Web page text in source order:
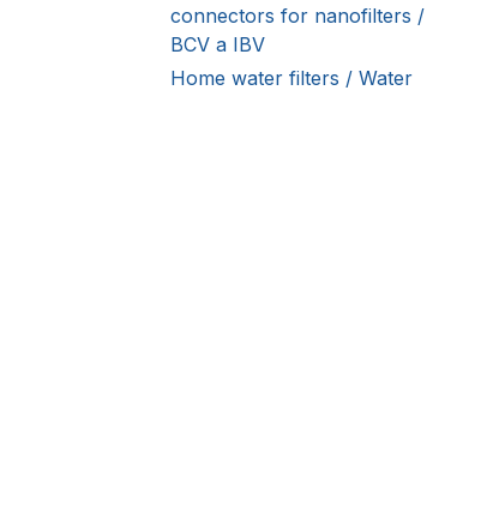
connectors for nanofilters /
BCV a IBV
Home water filters / Water